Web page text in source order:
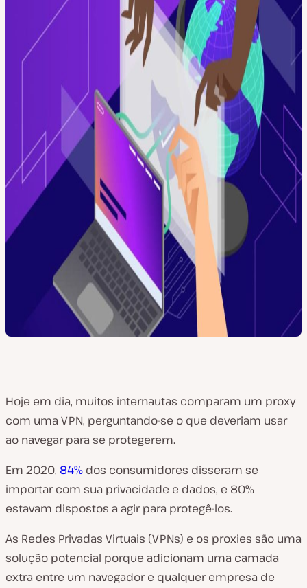
Hoje em dia, muitos internautas comparam um proxy
com uma VPN, perguntando-se o que deveriam usar
ao navegar para se protegerem.
Em 2020, 84% dos consumidores disseram se
importar com sua privacidade e dados, e 80%
estavam dispostos a agir para protegê-los.
As Redes Privadas Virtuais (VPNs) e os proxies são uma
solução potencial porque adicionam uma camada
extra entre um navegador e qualquer empresa de